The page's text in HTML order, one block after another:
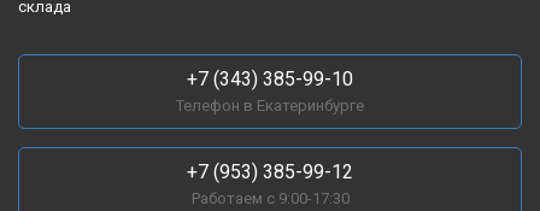
Отлично подходят для акционных или сезонных товаров.
Создают возможность организации проходов между
Идеальны для рационального
использования угловых зон помещения.
склада
+7 (343) 385-99-10
Телефон в Екатеринбурге
+7 (953) 385-99-12
Работаем с 9:00-17:30